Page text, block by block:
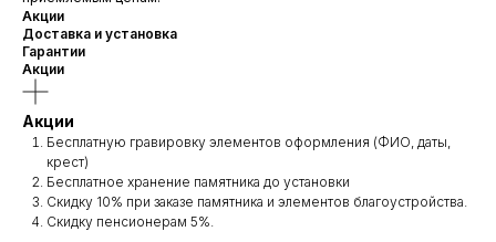
Акции
Доставка и установка
Гарантии
Акции
Акции
Бесплатную гравировку элементов оформления (ФИО, даты,
крест)
Бесплатное хранение памятника до установки
Скидку 10% при заказе памятника и элементов благоустройства.
Скидку пенсионерам 5%.